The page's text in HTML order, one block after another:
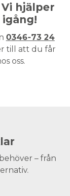
hjälper
0346-73 24
till att du får
oss.
– från